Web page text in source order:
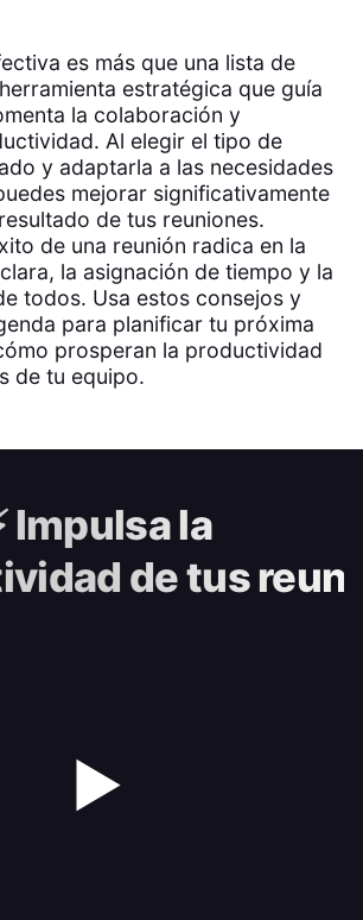
es más que una lista de
estratégica que guía
la colaboración y
Al elegir el tipo de
y adaptarla a las necesidades
mejorar significativamente
de tus reuniones.
de una reunión radica en la
la asignación de tiempo y la
todos. Usa estos consejos y
para planificar tu próxima
prosperan la productividad
de tu equipo.
Impulsa la
de tus
▶